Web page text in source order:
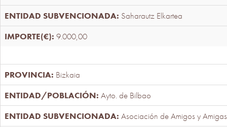
Saharautz Elkartea
9.000,00
Bizkaia
Ayto. de Bilbao
Asociación de Amigos y